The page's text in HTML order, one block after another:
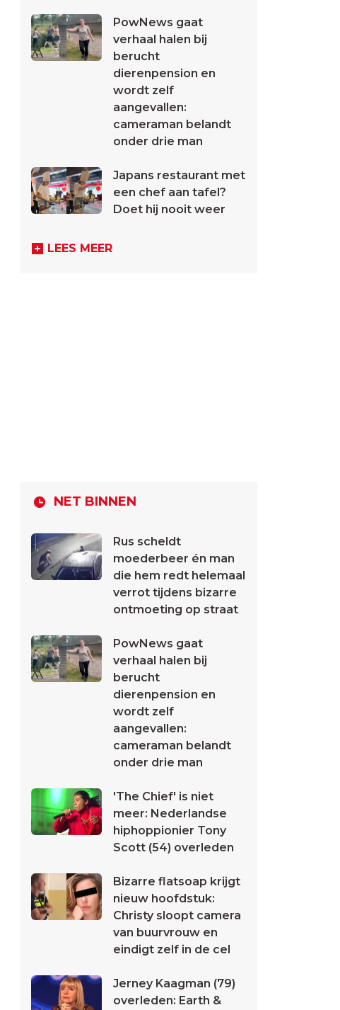
PowNews gaat
verhaal halen bij
berucht
dierenpension en
wordt zelf
aangevallen:
cameraman belandt
onder drie man
Japans restaurant met
een chef aan tafel?
Doet hij nooit weer
LEES MEER
NET BINNEN
Rus scheldt
moederbeer én man
die hem redt helemaal
verrot tijdens bizarre
ontmoeting op straat
PowNews gaat
verhaal halen bij
berucht
dierenpension en
wordt zelf
aangevallen:
cameraman belandt
onder drie man
'The Chief' is niet
meer: Nederlandse
hiphoppionier Tony
Scott (54) overleden
Bizarre flatsoap krijgt
nieuw hoofdstuk:
Christy sloopt camera
van buurvrouw en
eindigt zelf in de cel
Jerney Kaagman (79)
overleden: Earth &